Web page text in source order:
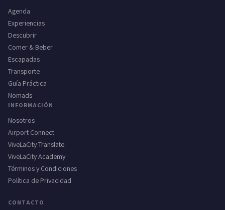
Agenda
Experiencias
Descubrir
Comer & Beber
Escapadas
Transporte
Guía Práctica
Nomads
INFORMACIÓN
Nosotros
Airport Connect
ViveLaCity Translate
ViveLaCity Academy
Términos y Condiciones
Política de Privacidad
CONTACTO